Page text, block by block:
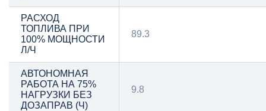
РАСХОД
ТОПЛИВА ПРИ
100% МОЩНОСТИ
Л/Ч
89.3
АВТОНОМНАЯ
РАБОТА НА 75%
НАГРУЗКИ БЕЗ
ДОЗАПРАВ (Ч)
9.8